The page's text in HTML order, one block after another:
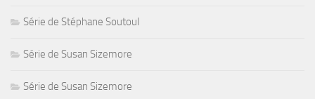
Série de Stéphane Soutoul
Série de Susan Sizemore
Série de Susan Sizemore